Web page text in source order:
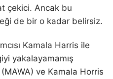
çekici. Ancak bu
de bir o kadar belirsiz.
Kamala Harris ile
yakalayamamış
ve Kamala Horris